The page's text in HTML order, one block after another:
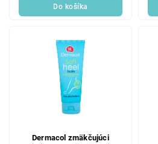
Do košíka
Dermacol zmäkčujúci